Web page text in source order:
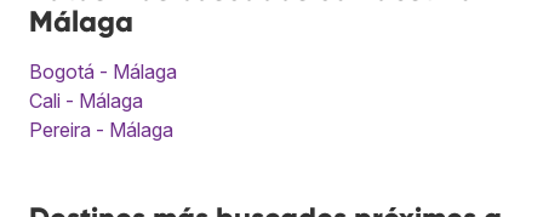
Málaga
Bogotá - Málaga
Cali - Málaga
Pereira - Málaga